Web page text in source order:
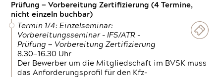
Prüfung — Vorbereitung Zertifizierung (4 Termine,
nicht einzeln buchbar)
Termin 1/4: Einzelseminar:
Vorbereitungsseminar - IFS/ATR -
Prüfung — Vorbereitung Zertifizierung
8.30—16.30 Uhr
Der Bewerber um die Mitgliedschaft im BVSK muss
das Anforderungsprofil für den Kfz-